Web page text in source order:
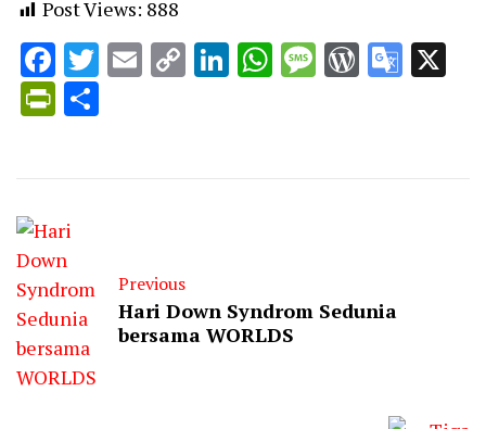
Post Views: 888
Facebook
Twitter
EmailCopyLinkedIn
WhatsApp
Message
PrintFriendly
Previous
Hari Down Syndrom Sedunia
bersama WORLDS